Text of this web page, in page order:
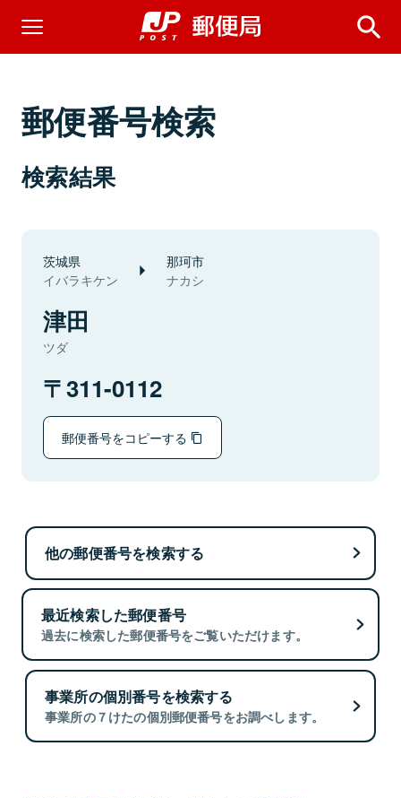
郵便番号検索
検索結果
茨城県
イバラキケン
那珂市
ナカシ
津田
ツダ
311-0112
郵便番号をコピーする
他の郵便番号を検索する
最近検索した郵便番号
過去に検索した郵便番号をご覧いただけます。
事業所の個別番号を検索する
事業所の７けたの個別郵便番号をお調べします。